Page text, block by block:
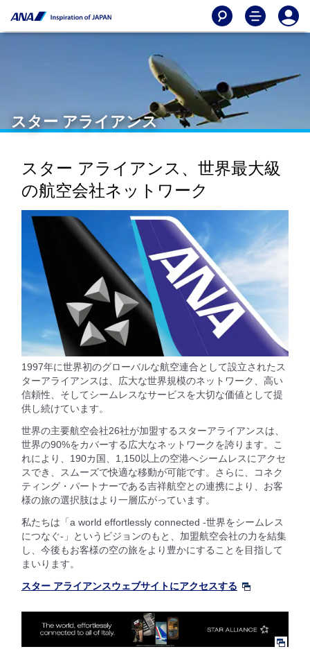
スター アライアンス
スター アライアンス、世界最大級
の航空会社ネットワーク
1997年に世界初のグローバルな航空連合として設立されたス
ターアライアンスは、広大な世界規模のネットワーク、高い
信頼性、そしてシームレスなサービスを大切な価値として提
供し続けています。
世界の主要航空会社26社が加盟するスターアライアンスは、
世界の90%をカバーする広大なネットワークを誇ります。こ
れにより、190カ国、1,150以上の空港へシームレスにアクセ
スでき、スムーズで快適な移動が可能です。さらに、コネク
ティング・パートナーである吉祥航空との連携により、お客
様の旅の選択肢はより一層広がっています。
私たちは「a world effortlessly connected -世界をシームレス
につなぐ-」というビジョンのもと、加盟航空会社の力を結集
し、今後もお客様の空の旅をより豊かにすることを目指して
まいります。
スター アライアンスウェブサイトにアクセスする